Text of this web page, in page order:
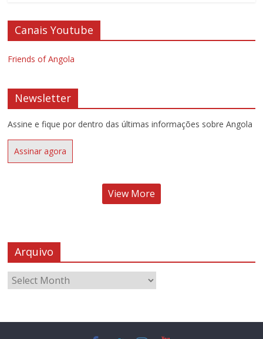
Canais Youtube
Friends of Angola
Newsletter
Assine e fique por dentro das últimas informações sobre Angola
Assinar agora
View More
Arquivo